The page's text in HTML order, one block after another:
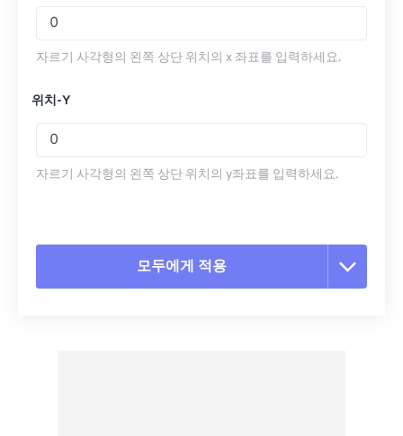
자르기 사각형의 왼쪽 상단 위치의 x 좌표를 입력하세요.
위치-Y
자르기 사각형의 왼쪽 상단 위치의 y좌표를 입력하세요.
모두에게 적용